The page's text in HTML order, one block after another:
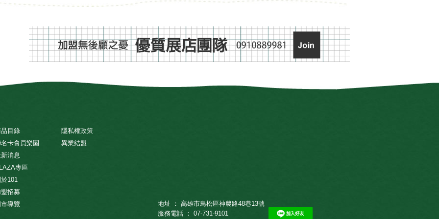
目錄
卡會員樂園
消息
專區
101
招募
導覽
隱私權政策
異業結盟
地址 ： 高雄市鳥松區神農路48巷13號
服務電話 ： 07-731-9101